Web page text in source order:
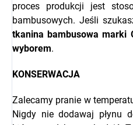
proces produkcji jest
bambusowych. Jeśli
tkanina bambusowa marki
wyborem.
KONSERWACJA
Zalecamy pranie w
Nigdy nie dodawaj płynu